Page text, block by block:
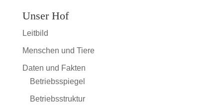
Unser Hof
Leitbild
Menschen und Tiere
Daten und Fakten
Betriebsspiegel
Betriebsstruktur